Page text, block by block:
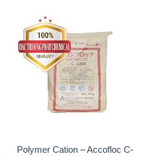
Polymer Cation – Accofloc C-
525H MT Aqua Polymer Nhật
Bản Japan